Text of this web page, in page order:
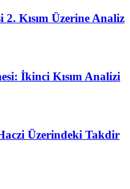
Kısım Üzerine Analiz
İkinci Kısım Analizi
Üzerindeki Takdir